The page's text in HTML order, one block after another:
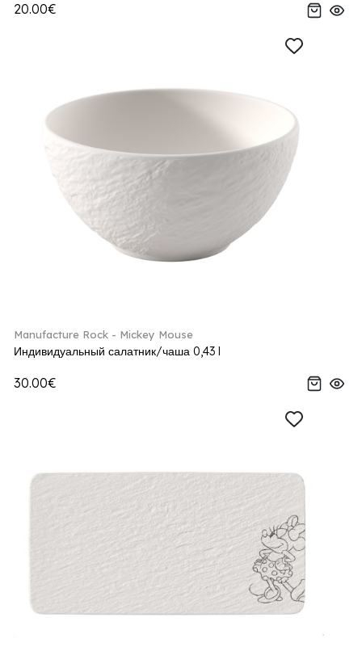
20.00€
Manufacture Rock - Mickey Mouse
Индивидуальный салатник/чаша 0,43 l
30.00€